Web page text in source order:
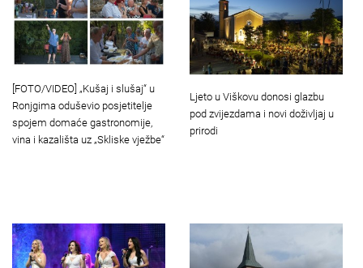
[FOTO/VIDEO] „Kušaj i slušaj“ u
Ronjgima oduševio posjetitelje
spojem domaće gastronomije,
vina i kazališta uz „Skliske vježbe“
Ljeto u Viškovu donosi glazbu
pod zvijezdama i novi doživljaj u
prirodi